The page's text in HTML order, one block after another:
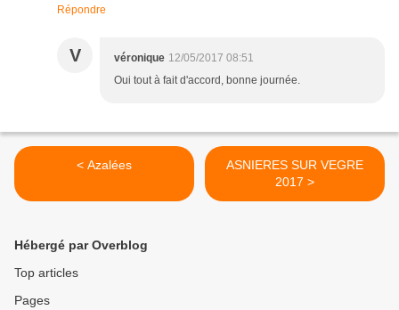
Répondre
V véronique 12/05/2017 08:51
Oui tout à fait d'accord, bonne journée.
< Azalées
ASNIERES SUR VEGRE
2017 >
Hébergé par Overblog
Top articles
Pages